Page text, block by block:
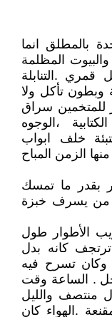
بالمطلق انما
المظلمة
.التنابلة
وبطون تأكل ولا
للمتخمين سراق
،الوجوه
خلف ابواب
الزمن المباح
بقدر ما تمسك
من يسرف خبزة
الأطوار طول
كانه بدل
وكان تسرح فيه
. الساعة وقت
منتصف والليل
.الهواء كان